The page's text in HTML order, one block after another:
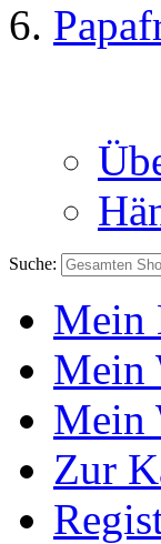
Suche:
Mein
Mein
Mein
Zur